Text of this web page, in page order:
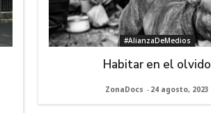
#AlianzaDeMedios
Habitar en el olvido
ZonaDocs - 24 agosto, 2023